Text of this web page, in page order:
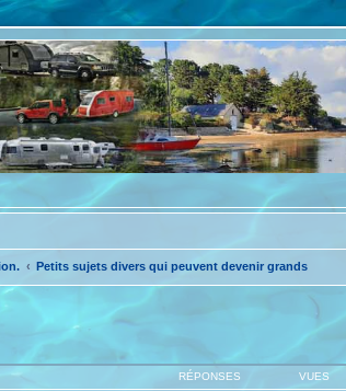
Petits sujets divers qui peuvent devenir grands
RÉPONSES VUES